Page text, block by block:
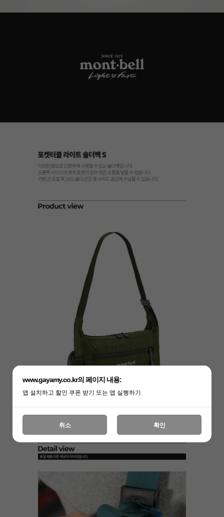
www.gayamy.co.kr의 페이지 내용:
앱 설치하고 할인 쿠폰 받기 또는 앱 실행하기
취소 확인